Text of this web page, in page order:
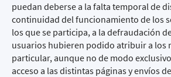
puedan deberse a la falta temporal de
continuidad del funcionamiento de los
los que se participa, a la defraudación
usuarios hubieren podido atribuir a los
particular, aunque no de modo
acceso a las distintas páginas y envíos